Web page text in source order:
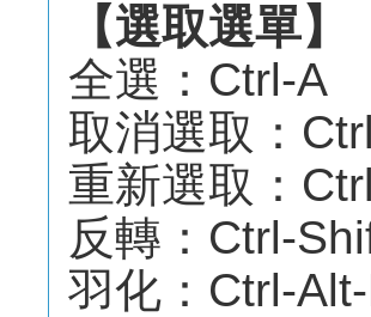
【選取選單】
全選：Ctrl-A
取消選取：
重新選取：
反轉：Ctrl-
羽化：Ctrl-